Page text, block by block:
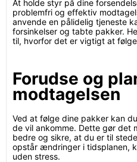
At holde styr på dine
problemfri og effektiv
anvende en pålidelig tjeneste
forsinkelser og tabte pakker.
til, hvorfor det er vigtigt at
Forudse og
modtagelsen
Ved at følge dine pakker kan
de vil ankomme. Dette gør det
bedre og sikre, at du er til
opstår ændringer i tidsplanen,
uden stress.